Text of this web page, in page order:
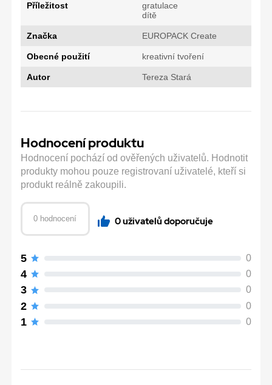
Příležitost
gratulace
dítě
Značka EUROPACK Create
Obecné použití kreativní tvoření
Autor Tereza Stará
Hodnocení produktu
Hodnocení pochází od ověřených uživatelů. Hodnotit
produkty mohou pouze registrovaní uživatelé, kteří si
produkt reálně zakoupili.
0 hodnocení 0 uživatelů doporučuje
5 0
4 0
3 0
2 0
1 0